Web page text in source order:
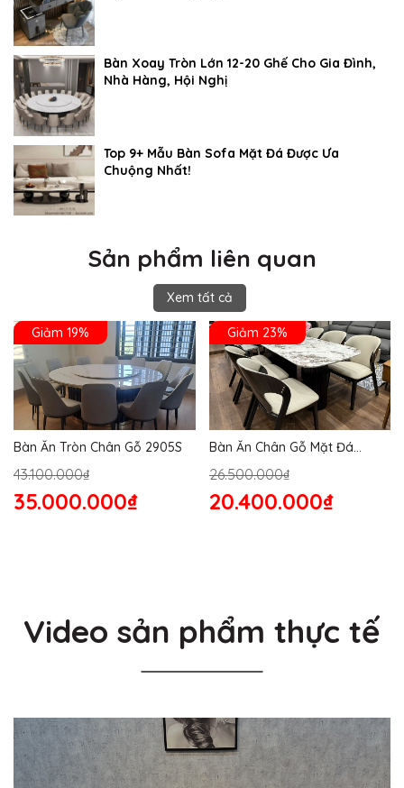
Bàn Xoay Tròn Lớn 12-20 Ghế Cho Gia Đình,
Nhà Hàng, Hội Nghị
Top 9+ Mẫu Bàn Sofa Mặt Đá Được Ưa
Chuộng Nhất!
Sản phẩm liên quan
Xem tất cả
Giảm 19%
Bàn Ăn Tròn Chân Gỗ 2905S
43.100.000₫
35.000.000₫
Giảm 23%
Bàn Ăn Chân Gỗ Mặt Đá
26.500.000₫
20.400.000₫
Video sản phẩm thực tế